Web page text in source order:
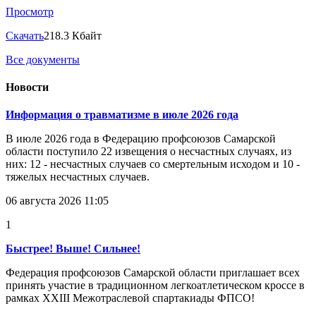
Просмотр
Скачать218.3 Кбайт
Все документы
Новости
Информация о травматизме в июле 2026 года
В июле 2026 года в Федерацию профсоюзов Самарской
области поступило 22 извещения о несчастных случаях, из
них: 12 - несчастных случаев со смертельным исходом и 10 -
тяжелых несчастных случаев.
06 августа 2026 11:05
1
Быстрее! Выше! Сильнее!
Федерация профсоюзов Самарской области приглашает всех
принять участие в традиционном легкоатлетическом кроссе в
рамках XXIII Межотраслевой спартакиады ФПСО!